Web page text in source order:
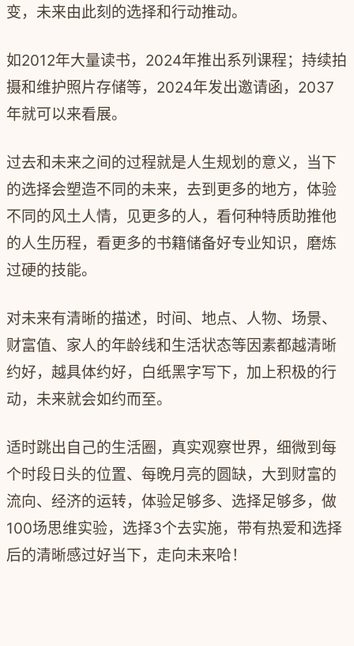
变，未来由此刻的选择和行动推动。
如2012年大量读书，2024年推出系列课程；持续拍
摄和维护照片存储等，2024年发出邀请函，2037
年就可以来看展。
过去和未来之间的过程就是人生规划的意义，当下
的选择会塑造不同的未来，去到更多的地方，体验
不同的风土人情，见更多的人，看何种特质助推他
的人生历程，看更多的书籍储备好专业知识，磨炼
过硬的技能。
对未来有清晰的描述，时间、地点、人物、场景、
财富值、家人的年龄线和生活状态等因素都越清晰
约好，越具体约好，白纸黑字写下，加上积极的行
动，未来就会如约而至。
适时跳出自己的生活圈，真实观察世界，细微到每
个时段日头的位置、每晚月亮的圆缺，大到财富的
流向、经济的运转，体验足够多、选择足够多，做
100场思维实验，选择3个去实施，带有热爱和选择
后的清晰感过好当下，走向未来哈！